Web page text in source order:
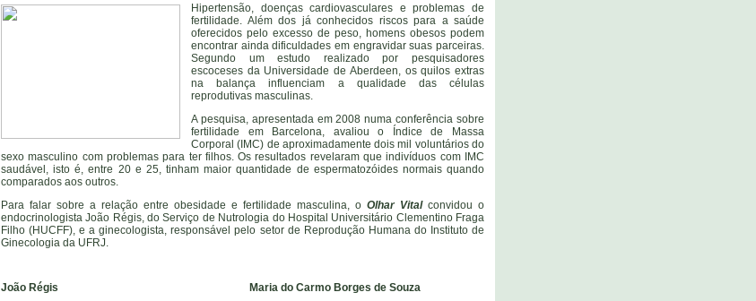
Hipertensão, doenças cardiovasculares e problemas de
fertilidade. Além dos já conhecidos riscos para a saúde
oferecidos pelo excesso de peso, homens obesos podem
encontrar ainda dificuldades em engravidar suas parceiras.
Segundo um estudo realizado por pesquisadores
escoceses da Universidade de Aberdeen, os quilos extras
na balança influenciam a qualidade das células
reprodutivas masculinas.
A pesquisa, apresentada em 2008 numa conferência sobre
fertilidade em Barcelona, avaliou o Índice de Massa
Corporal (IMC) de aproximadamente dois mil voluntários do
sexo masculino com problemas para ter filhos. Os resultados revelaram que indivíduos com IMC
saudável, isto é, entre 20 e 25, tinham maior quantidade de espermatozóides normais quando
comparados aos outros.
Para falar sobre a relação entre obesidade e fertilidade masculina, o Olhar Vital convidou o
endocrinologista João Régis, do Serviço de Nutrologia do Hospital Universitário Clementino Fraga
Filho (HUCFF), e a ginecologista, responsável pelo setor de Reprodução Humana do Instituto de
Ginecologia da UFRJ.
João Régis
Maria do Carmo Borges de Souza